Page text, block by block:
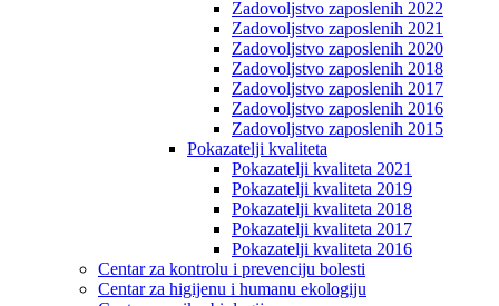
Zadovoljstvo zaposlenih 2022
Zadovoljstvo zaposlenih 2021
Zadovoljstvo zaposlenih 2020
Zadovoljstvo zaposlenih 2018
Zadovoljstvo zaposlenih 2017
Zadovoljstvo zaposlenih 2016
Zadovoljstvo zaposlenih 2015
Pokazatelji kvaliteta
Pokazatelji kvaliteta 2021
Pokazatelji kvaliteta 2019
Pokazatelji kvaliteta 2018
Pokazatelji kvaliteta 2017
Pokazatelji kvaliteta 2016
Centar za kontrolu i prevenciju bolesti
Centar za higijenu i humanu ekologiju